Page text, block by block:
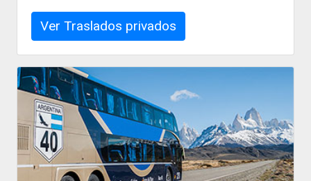
Ver Traslados privados